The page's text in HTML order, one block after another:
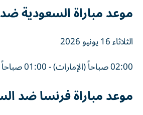
موعد مباراة السعودية
الثلاثاء 16 يونيو 2026
02:00 صباحاً (الإمارات) - 01:00 صباحاً (مصر والسعودية)
موعد مباراة فرنسا ضد